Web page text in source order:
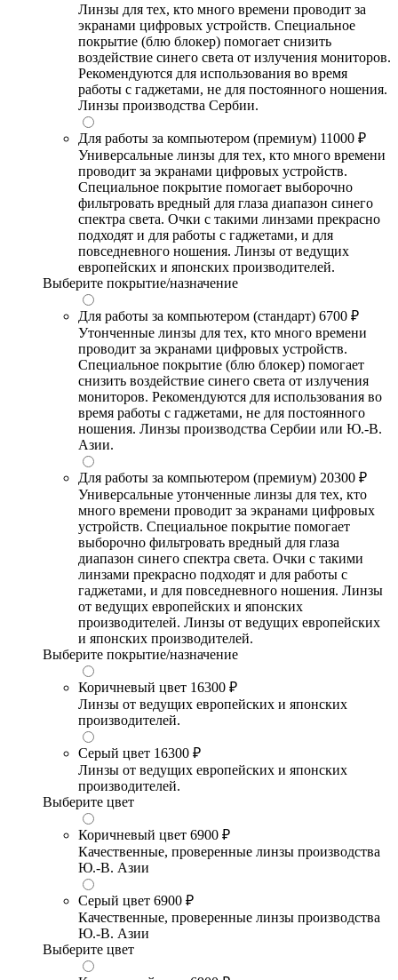
Линзы для тех, кто много времени проводит за
экранами цифровых устройств. Специальное
покрытие (блю блокер) помогает снизить
воздействие синего света от излучения мониторов.
Рекомендуются для использования во время
работы с гаджетами, не для постоянного ношения.
Линзы производства Сербии.
Для работы за компьютером (премиум) 11000 ₽
Универсальные линзы для тех, кто много времени
проводит за экранами цифровых устройств.
Специальное покрытие помогает выборочно
фильтровать вредный для глаза диапазон синего
спектра света. Очки с такими линзами прекрасно
подходят и для работы с гаджетами, и для
повседневного ношения. Линзы от ведущих
европейских и японских производителей.
Выберите покрытие/назначение
Для работы за компьютером (стандарт) 6700 ₽
Утонченные линзы для тех, кто много времени
проводит за экранами цифровых устройств.
Специальное покрытие (блю блокер) помогает
снизить воздействие синего света от излучения
мониторов. Рекомендуются для использования во
время работы с гаджетами, не для постоянного
ношения. Линзы производства Сербии или Ю.-В.
Азии.
Для работы за компьютером (премиум) 20300 ₽
Универсальные утонченные линзы для тех, кто
много времени проводит за экранами цифровых
устройств. Специальное покрытие помогает
выборочно фильтровать вредный для глаза
диапазон синего спектра света. Очки с такими
линзами прекрасно подходят и для работы с
гаджетами, и для повседневного ношения. Линзы
от ведущих европейских и японских
производителей. Линзы от ведущих европейских
и японских производителей.
Выберите покрытие/назначение
Коричневый цвет 16300 ₽
Линзы от ведущих европейских и японских
производителей.
Серый цвет 16300 ₽
Линзы от ведущих европейских и японских
производителей.
Выберите цвет
Коричневый цвет 6900 ₽
Качественные, проверенные линзы производства
Ю.-В. Азии
Серый цвет 6900 ₽
Качественные, проверенные линзы производства
Ю.-В. Азии
Выберите цвет